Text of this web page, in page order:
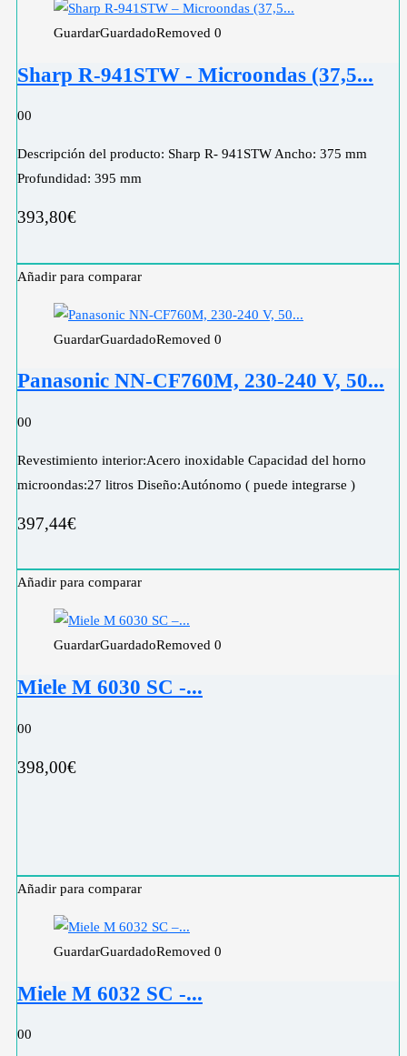
GuardarGuardadoRemoved 0
Sharp R-941STW - Microondas (37,5...
00
Descripción del producto: Sharp R- 941STW Ancho: 375 mm
Profundidad: 395 mm
393,80€
Añadir para comparar
GuardarGuardadoRemoved 0
Panasonic NN-CF760M, 230-240 V, 50...
00
Revestimiento interior:Acero inoxidable Capacidad del horno
microondas:27 litros Diseño:Autónomo ( puede integrarse )
397,44€
Añadir para comparar
GuardarGuardadoRemoved 0
Miele M 6030 SC -...
00
398,00€
Añadir para comparar
GuardarGuardadoRemoved 0
Miele M 6032 SC -...
00